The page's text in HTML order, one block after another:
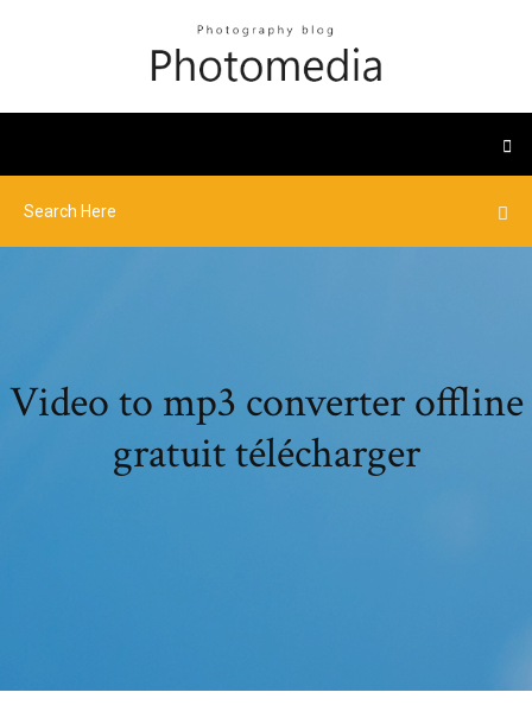
Video to mp3 converter offline
gratuit télécharger